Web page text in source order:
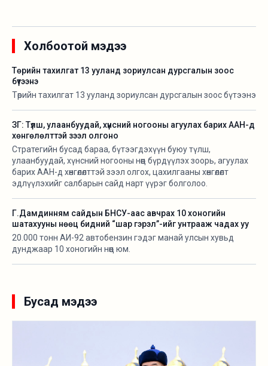
Холбоотой мэдээ
Төрийн тахилгат 13 ууланд зориулсан дурсгалын зоос
бүтээнэ
Төрийн тахилгат 13 ууланд зориулсан дурсгалын зоос бүтээнэ
ЗГ: Түлш, улаанбуудай, хүнсний ногооны агуулах барих ААН-д
хөнгөлөлттэй зээл олгоно
Стратегийн бусад бараа, бүтээгдэхүүн буюу түлш,
улаанбуудай, хүнсний ногооны нөөц бүрдүүлэх зоорь, агуулах
барих ААН-д хөнгөлөлттэй зээл олгох, цахилгааны хөнгөлөлт
эдлүүлэхийг салбарын сайд нарт үүрэг болголоо.
Г.Дамдинням сайдын БНСУ-аас авчрах 10 хоногийн
шатахууны нөөц бидний “шар гэрэл”-ийг унтрааж чадах уу
20.000 тонн АИ-92 автобензин гэдэг манай улсын хувьд
дунджаар 10 хоногийн нөөц юм.
Бусад мэдээ